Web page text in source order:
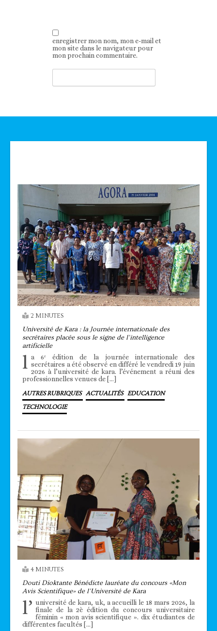
enregistrer mon nom, mon e-mail et
mon site dans le navigateur pour
mon prochain commentaire.
2 MINUTES
Université de Kara : la Journée internationale des
secrétaires placée sous le signe de l’intelligence
artificielle
l a 6ᵉ édition de la journée internationale des
secrétaires a été observé en différé le vendredi 19 juin
2026 à l’université de kara. l’événement a réuni des
professionnelles venues de […]
AUTRES RUBRIQUES ACTUALITÉS EDUCATION
TECHNOLOGIE
4 MINUTES
Douti Dioktante Bénédicte lauréate du concours «Mon
Avis Scientifique» de l’Université de Kara
l’ université de kara, uk, a accueilli le 18 mars 2026, la
finale de la 2è édition du concours universitaire
féminin « mon avis scientifique ». dix étudiantes de
différentes facultés […]